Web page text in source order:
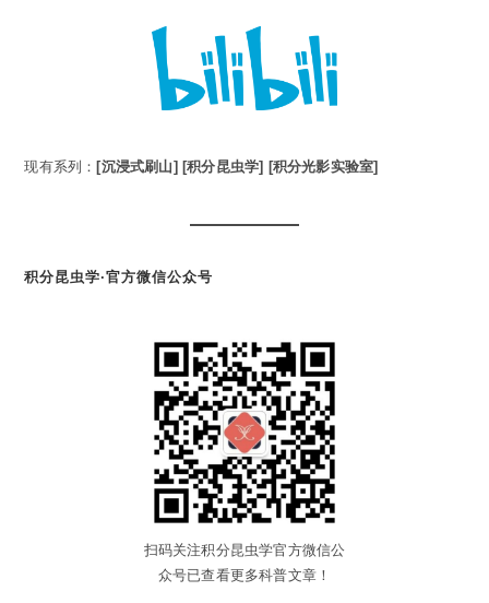
现有系列： [沉浸式刷山] [积分昆虫学] [积分光影实验室]
积分昆虫学·官方微信公众号
扫码关注积分昆虫学官方微信公
众号已查看更多科普文章！